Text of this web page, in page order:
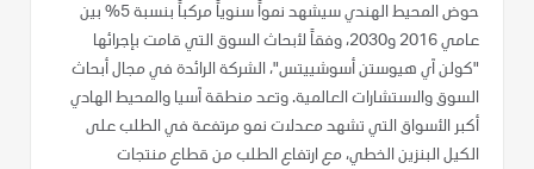
حوض المحيط الهندي سيشهد نمواً سنوياً مركباً بنسبة 5% بين
عامي 2016 و2030، وفقاً لأبحاث السوق التي قامت بإجرائها
"كولن آي هيوستن أسوشييتس"، الشركة الرائدة في مجال أبحاث
السوق والاستشارات العالمية. وتعد منطقة آسيا والمحيط الهادي
أكبر الأسواق التي تشهد معدلات نمو مرتفعة في الطلب على
الكيل البنزين الخطي، مع ارتفاع الطلب من قطاع منتجات